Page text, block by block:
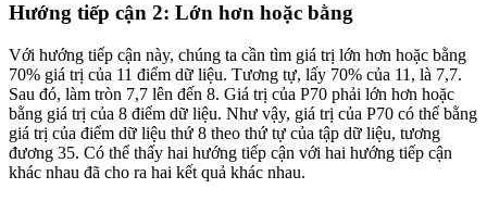
Hướng tiếp cận 2: Lớn hơn hoặc bằng
Với hướng tiếp cận này, chúng ta cần tìm giá trị lớn hơn hoặc bằng
70% giá trị của 11 điểm dữ liệu. Tương tự, lấy 70% của 11, là 7,7.
Sau đó, làm tròn 7,7 lên đến 8. Giá trị của P70 phải lớn hơn hoặc
bằng giá trị của 8 điểm dữ liệu. Như vậy, giá trị của P70 có thể bằng
giá trị của điểm dữ liệu thứ 8 theo thứ tự của tập dữ liệu, tương
đương 35. Có thể thấy hai hướng tiếp cận với hai hướng tiếp cận
khác nhau đã cho ra hai kết quả khác nhau.